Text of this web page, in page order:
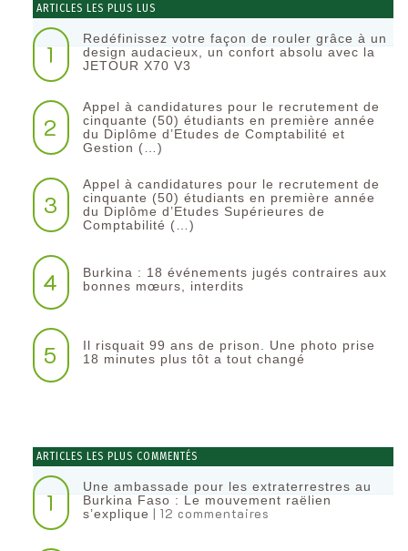
ARTICLES LES PLUS LUS
1
Redéfinissez votre façon de rouler grâce à un
design audacieux, un confort absolu avec la
JETOUR X70 V3
2
Appel à candidatures pour le recrutement de
cinquante (50) étudiants en première année
du Diplôme d’Etudes de Comptabilité et
Gestion (…)
3
Appel à candidatures pour le recrutement de
cinquante (50) étudiants en première année
du Diplôme d’Etudes Supérieures de
Comptabilité (…)
4
Burkina : 18 événements jugés contraires aux
bonnes mœurs, interdits
5
Il risquait 99 ans de prison. Une photo prise
18 minutes plus tôt a tout changé
ARTICLES LES PLUS COMMENTÉS
1
Une ambassade pour les extraterrestres au
Burkina Faso : Le mouvement raëlien
s’explique | 12 commentaires